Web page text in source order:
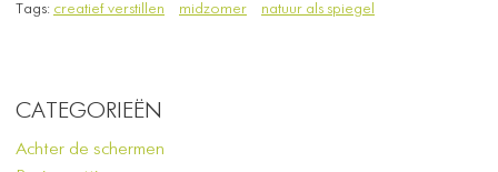
Tags: creatief verstillen midzomer natuur als spiegel
CATEGORIEËN
Achter de schermen